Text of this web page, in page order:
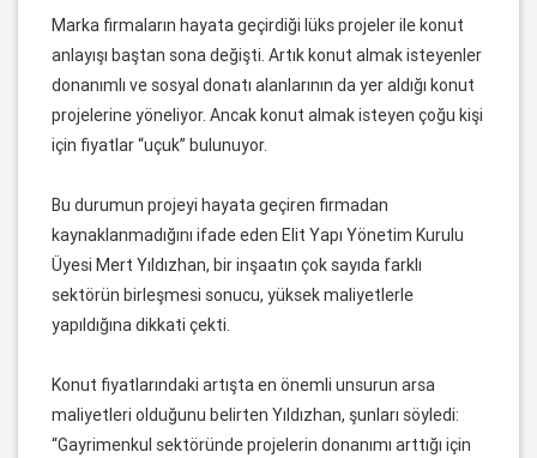
Marka firmaların hayata geçirdiği lüks projeler ile konut
anlayışı baştan sona değişti. Artık konut almak isteyenler
donanımlı ve sosyal donatı alanlarının da yer aldığı konut
projelerine yöneliyor. Ancak konut almak isteyen çoğu kişi
için fiyatlar “uçuk” bulunuyor.
Bu durumun projeyi hayata geçiren firmadan
kaynaklanmadığını ifade eden Elit Yapı Yönetim Kurulu
Üyesi Mert Yıldızhan, bir inşaatın çok sayıda farklı
sektörün birleşmesi sonucu, yüksek maliyetlerle
yapıldığına dikkati çekti.
Konut fiyatlarındaki artışta en önemli unsurun arsa
maliyetleri olduğunu belirten Yıldızhan, şunları söyledi:
“Gayrimenkul sektöründe projelerin donanımı arttığı için